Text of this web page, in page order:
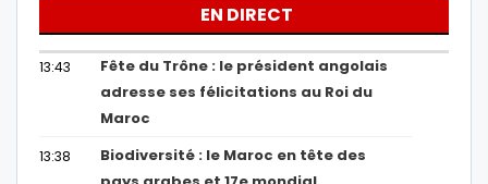
EN DIRECT
13:43
Fête du Trône : le président angolais
adresse ses félicitations au Roi du
Maroc
13:38
Biodiversité : le Maroc en tête des